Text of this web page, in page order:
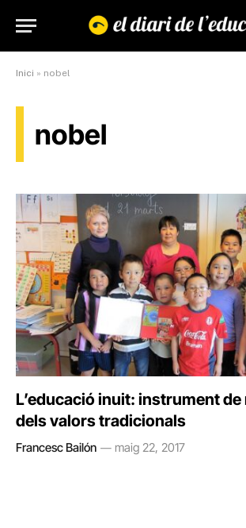
Inici » nobel
nobel
L’educació inuit: instrument
dels valors tradicionals
Francesc Bailón maig 22, 2017